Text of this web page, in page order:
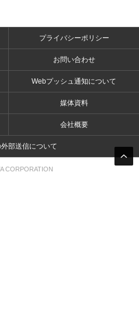
プライバシーポリシー
お問い合わせ
Webプッシュ通知について
媒体資料
会社概要
部送信について
CORPORATION